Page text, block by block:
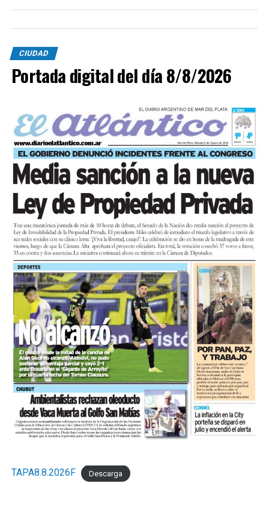
CIUDAD
Portada digital del día 8/8/2026
TAPA8.8.2026F Descarga